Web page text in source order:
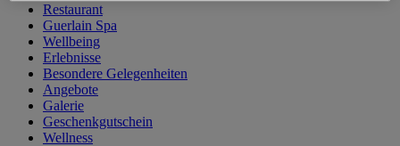
Restaurant
Guerlain Spa
Wellbeing
Erlebnisse
Besondere Gelegenheiten
Angebote
Galerie
Geschenkgutschein
Wellness